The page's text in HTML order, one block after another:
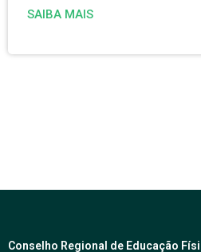
SAIBA MAIS
Conselho Regional de Educação